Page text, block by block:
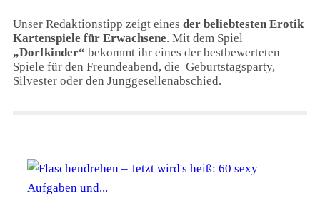
Unser Redaktionstipp zeigt eines der beliebtesten Erotik
Kartenspiele für Erwachsene. Mit dem Spiel
„Dorfkinder“ bekommt ihr eines der bestbewerteten
Spiele für den Freundeabend, die Geburtstagsparty,
Silvester oder den Junggesellenabschied.